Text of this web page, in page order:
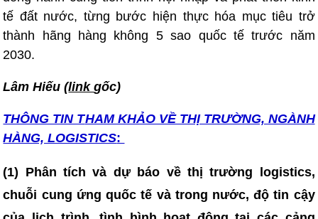
tế đất nước, từng bước hiện thực hóa mục tiêu trở
thành hãng hàng không 5 sao quốc tế trước năm
2030.
Lâm Hiếu (linkgốc)
THÔNG TIN THAM KHẢO VỀ THỊ TRƯỜNG, NGÀNH
HÀNG, LOGISTICS:
(1) Phân tích và dự báo về thị trường logistics,
chuỗi cung ứng quốc tế và trong nước, độ tin cậy